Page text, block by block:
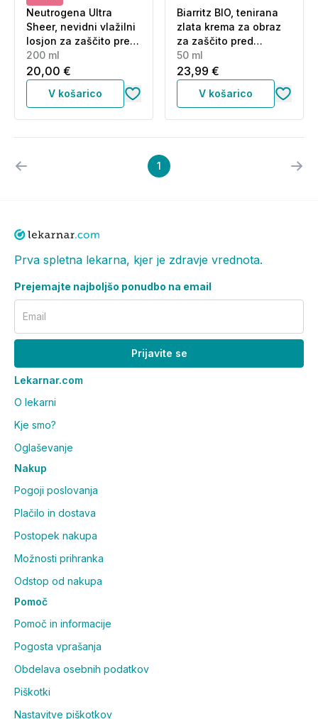
Neutrogena Ultra
Sheer, nevidni vlažilni
losjon za zaščito pred
soncem za telo in
obraz - ZF30 (200 ml)
200 ml
20,00 €
V košarico
Biarritz BIO, tenirana
zlata krema za obraz
za zaščito pred
soncem - ZF30 (50 ml)
50 ml
23,99 €
V košarico
1
Prva spletna lekarna, kjer je zdravje vrednota.
Prejemajte najboljšo ponudbo na email
Email
Prijavite se
Lekarnar.com
O lekarni
Kje smo?
Oglaševanje
Nakup
Pogoji poslovanja
Plačilo in dostava
Postopek nakupa
Možnosti prihranka
Odstop od nakupa
Pomoč
Pomoč in informacije
Pogosta vprašanja
Obdelava osebnih podatkov
Piškotki
Nastavitve piškotkov